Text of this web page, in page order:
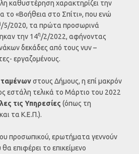
καθυστέρηση χαρακτηρίζει την
το «Βοήθεια στο Σπίτι», που ενώ
/5/2020, τα πρώτα προσωρινά
την 14η/2/2022, αφήνοντας
δεκάδες από τους νυν –
εργαζομένους.
στους Δήμους, η επί μακρόν
εστάλη τελικά το Μάρτιο του 2022
τις Υπηρεσίες (όπως τη
τα Κ.Ε.Π.).
προσωπικού, ερωτήματα γεννούν
επιφέρει το επικείμενο